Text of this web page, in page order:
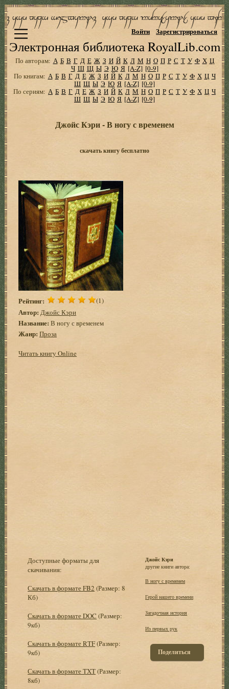
Электронная библиотека RoyalLib.com
Войти Зарегистрироваться
По авторам: А Б В Г Д Е Ж З И Й К Л М Н О П Р С Т У Ф Х Ц
Ч Ш Щ Ы Э Ю Я [A-Z] [0-9]
По книгам: А Б В Г Д Е Ж З И Й К Л М Н О П Р С Т У Ф Х Ц Ч
Ш Щ Ы Э Ю Я [A-Z] [0-9]
По сериям: А Б В Г Д Е Ж З И Й К Л М Н О П Р С Т У Ф Х Ц Ч
Ш Щ Ы Э Ю Я [A-Z] [0-9]
Джойс Кэри - В ногу с временем
скачать книгу бесплатно
Рейтинг: (1)
Автор: Джойс Кэри
Название: В ногу с временем
Жанр: Проза
Читать книгу Online
Доступные форматы для
скачивания:
Скачать в формате FB2 (Размер: 8
Кб)
Скачать в формате DOC (Размер:
9кб)
Скачать в формате RTF(Размер:
9кб)
Скачать в формате TXT(Размер:
8кб)
Джойс Кэри
другие книги автора:
В ногу с временем
Герой нашего времени
Загадочная история
Из первых рук
Поделиться